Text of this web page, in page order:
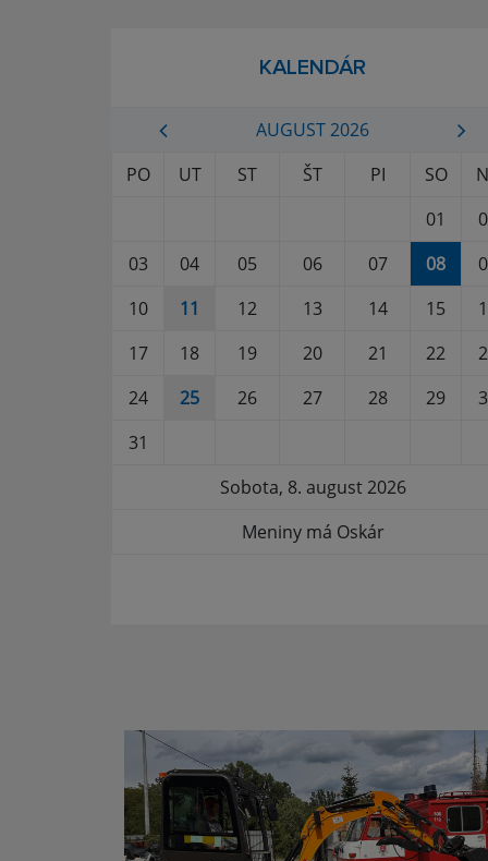
KALENDÁR
AUGUST 2026
PO
UT ST ŠT PI SO
01
03
04 05 06 07 08
10
11 12 13 14 15
17
18 19 20 21 22
24
25 26 27 28 29
31
Sobota, 8. august 2026
Meniny má Oskár